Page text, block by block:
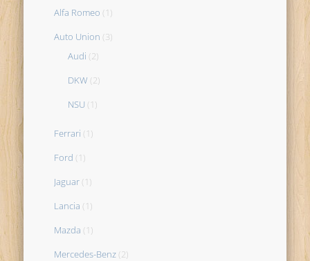
Alfa Romeo (1)
Auto Union (3)
Audi (2)
DKW (2)
NSU (1)
Ferrari (1)
Ford (1)
Jaguar (1)
Lancia (1)
Mazda (1)
Mercedes-Benz (2)